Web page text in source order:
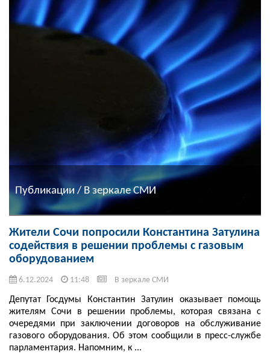
Публикации / В зеркале СМИ
Жители Сочи попросили Константина Затулина
содействия в решении проблемы с газовым
оборудованием
6.12.2024 11:48 В зеркале СМИ
Депутат Госдумы Константин Затулин оказывает помощь
жителям Сочи в решении проблемы, которая связана с
очередями при заключении договоров на обслуживание
газового оборудования. Об этом сообщили в пресс-службе
парламентария. Напомним, к ...